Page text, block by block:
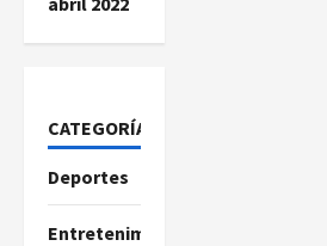
CATEGORÍAS
Deportes
Entretenimiento